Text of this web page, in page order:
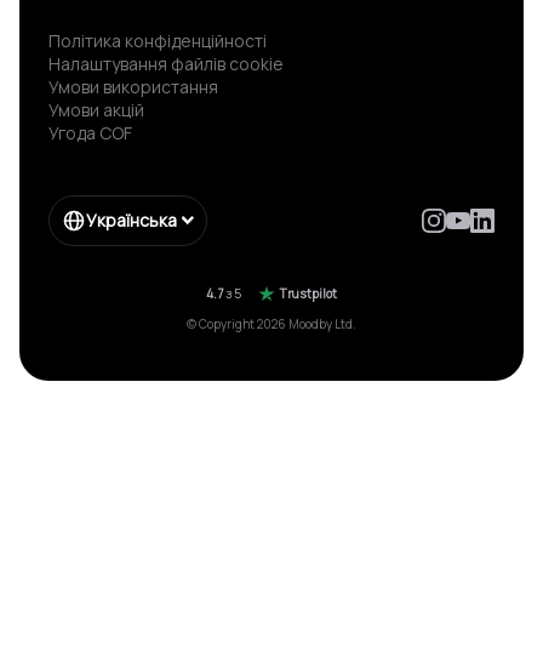
Політика конфіденційності
Налаштування файлів cookie
Умови використання
Умови акцій
Угода COF
Українська
4.7з 5
Trustpilot
© Copyright 2026 Moodby Ltd.